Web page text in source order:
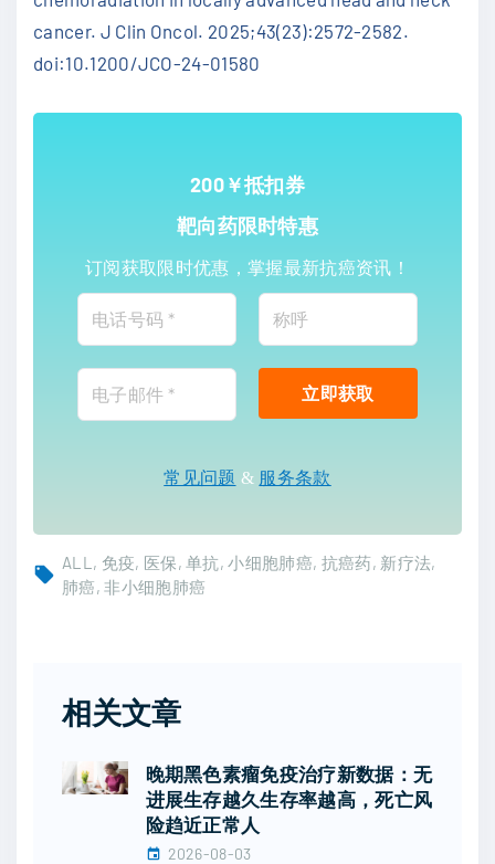
cancer. J Clin Oncol. 2025;43(23):2572-2582.
doi:10.1200/JCO-24-01580
200￥抵扣券
靶向药限时特惠
订阅获取限时优惠，掌握最新抗癌资讯！
常见问题 & 服务条款
ALL 免疫 医保 单抗 小细胞肺癌 抗癌药 新疗法
肺癌 非小细胞肺癌
相关文章
晚期黑色素瘤免疫治疗新数据：无
进展生存越久生存率越高，死亡风
险趋近正常人
2026-08-03